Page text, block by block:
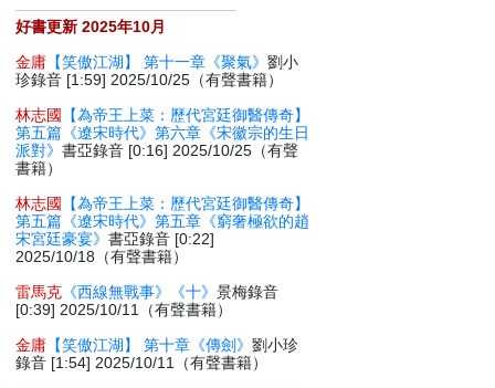
好書更新 2025年10月
金庸 【笑傲江湖】 第十一章《聚氣》劉小
珍錄音 [1:59] 2025/10/25（有聲書籍）
林志國
【為帝王上菜：歷代宮廷御醫傳奇】
第五篇《遼宋時代》第六章《宋徽宗的生日
派對》書亞錄音 [0:16] 2025/10/25（有聲
書籍）
林志國
【為帝王上菜：歷代宮廷御醫傳奇】
第五篇《遼宋時代》第五章《窮奢極欲的趙
宋宮廷豪宴》書亞錄音 [0:22]
2025/10/18（有聲書籍）
雷馬克 《西線無戰事》《十》景梅錄音
[0:39] 2025/10/11（有聲書籍）
金庸 【笑傲江湖】 第十章《傳劍》劉小珍
錄音 [1:54] 2025/10/11（有聲書籍）